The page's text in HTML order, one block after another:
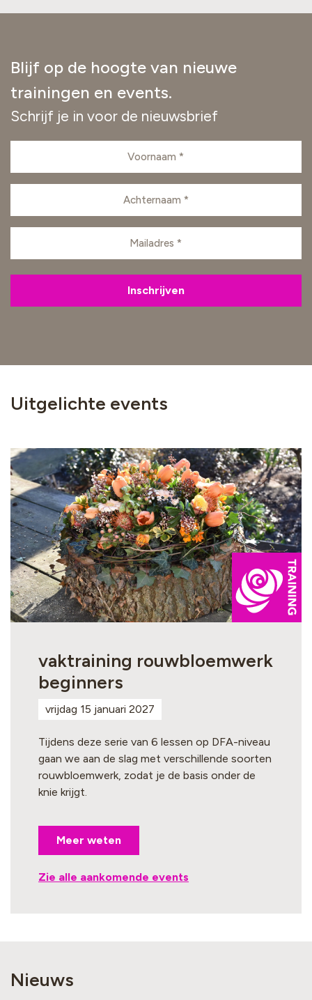
Blijf op de hoogte van nieuwe
trainingen en events.
Schrijf je in voor de nieuwsbrief
Uitgelichte events
vaktraining rouwbloemwerk
beginners
vrijdag 15 januari 2027
Tijdens deze serie van 6 lessen op DFA-niveau
gaan we aan de slag met verschillende soorten
rouwbloemwerk, zodat je de basis onder de
knie krijgt.
Meer weten
Zie alle aankomende events
Nieuws